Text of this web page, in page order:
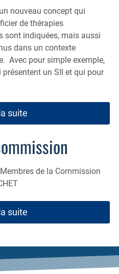
nouveau concept qui
de thérapies
sont indiquées, mais aussi
dans un contexte
Avec pour simple exemple,
un SII et qui pour
suite
de la Commission
suite